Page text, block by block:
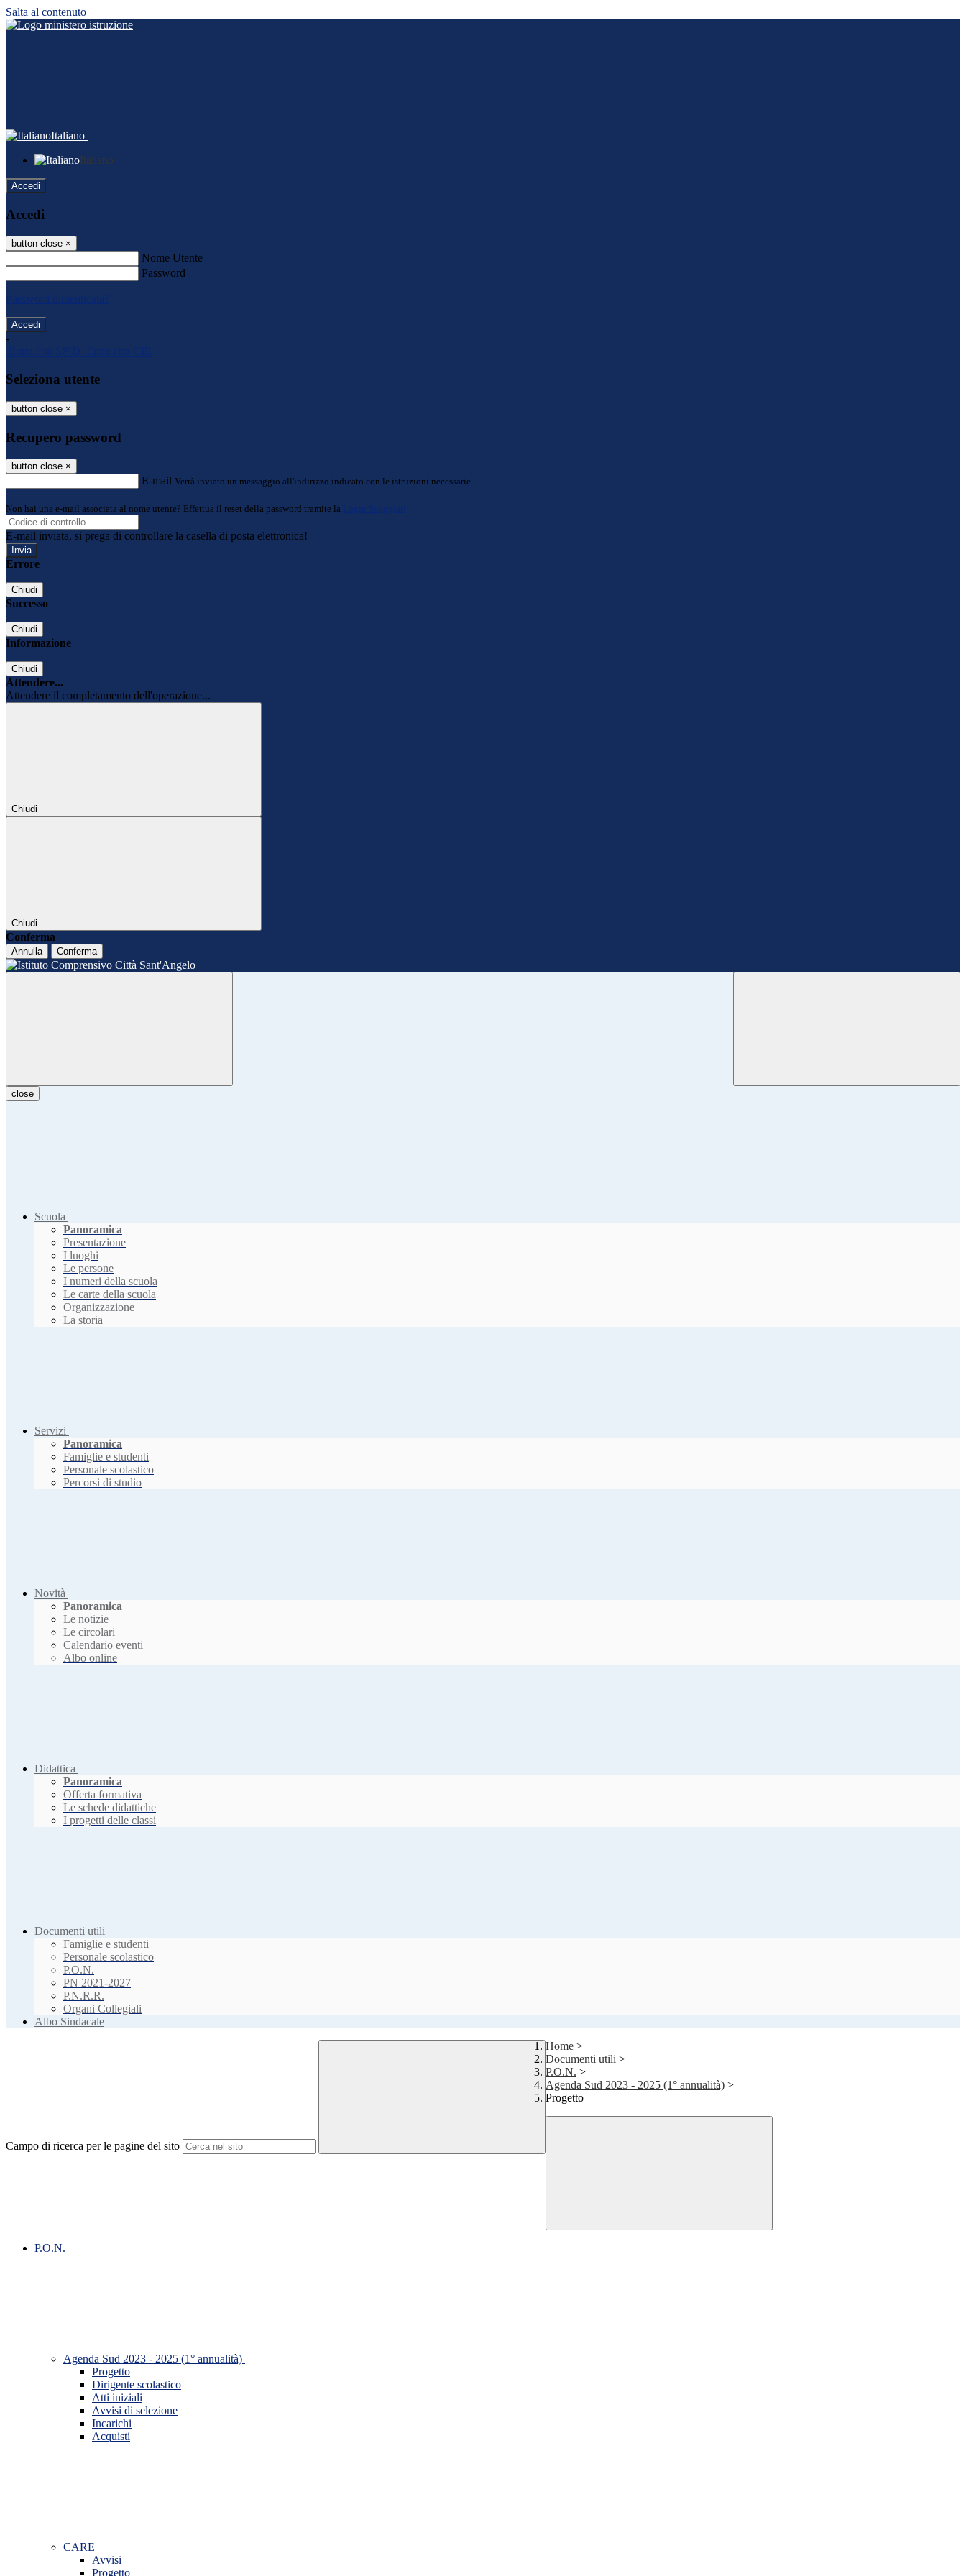
Salta al contenuto
Italiano
Italiano
Accedi
Accedi
button close ×
Nome Utente
Password
Password dimenticata?
-
Entra con SPID
Entra con CIE
Seleziona utente
button close ×
Recupero password
button close ×
E-mail Verrà inviato un messaggio all'indirizzo indicato con le istruzioni necessarie.
Non hai una e-mail associata al nome utente? Effettua il reset della password tramite la Login Spaggiari
E-mail inviata, si prega di controllare la casella di posta elettronica!
Errore
Chiudi
Successo
Chiudi
Informazione
Chiudi
Attendere...
Attendere il completamento dell'operazione...
Chiudi
Chiudi
Conferma
Annulla Conferma
close
Scuola
Panoramica
Presentazione
I luoghi
Le persone
I numeri della scuola
Le carte della scuola
Organizzazione
La storia
Servizi
Panoramica
Famiglie e studenti
Personale scolastico
Percorsi di studio
Novità
Panoramica
Le notizie
Le circolari
Calendario eventi
Albo online
Didattica
Panoramica
Offerta formativa
Le schede didattiche
I progetti delle classi
Documenti utili
Famiglie e studenti
Personale scolastico
P.O.N.
PN 2021-2027
P.N.R.R.
Organi Collegiali
Albo Sindacale
Campo di ricerca per le pagine del sito
Home >
Documenti utili >
P.O.N. >
Agenda Sud 2023 - 2025 (1° annualità) >
Progetto
P.O.N.
Agenda Sud 2023 - 2025 (1° annualità)
Progetto
Dirigente scolastico
Atti iniziali
Avvisi di selezione
Incarichi
Acquisti
CARE
Avvisi
Progetto